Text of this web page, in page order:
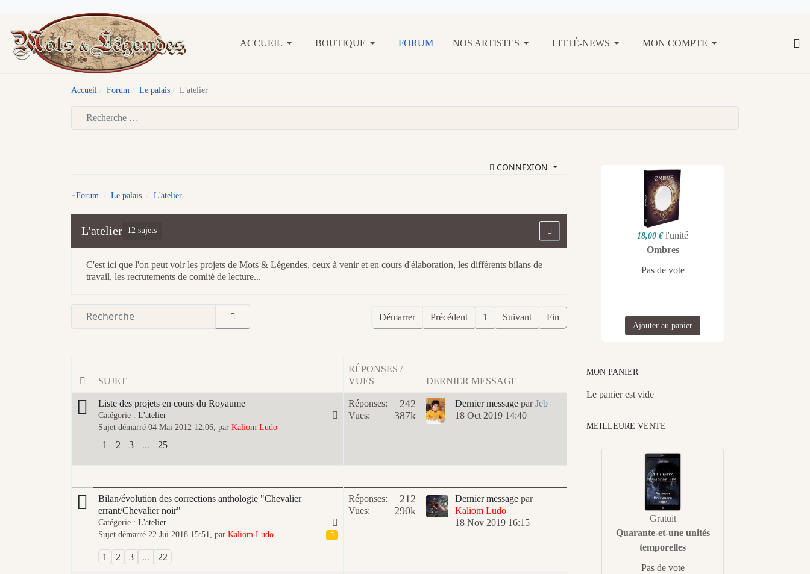
ACCUEIL BOUTIQUE FORUM NOS ARTISTES LITTÉ-NEWS MON COMPTE
Accueil Forum Le palais L'atelier
CONNEXION
Forum Le palais L'atelier
L'atelier 12 sujets
C'est ici que l'on peut voir les projets de Mots & Légendes, ceux à venir et en cours d'élaboration, les différents bilans de
travail, les recrutements de comité de lecture...
Démarrer Précédent 1 Suivant Fin
SUJET
RÉPONSES /
VUES
DERNIER MESSAGE
Liste des projets en cours du Royaume
Catégorie : L'atelier
Sujet démarré 04 Mai 2012 12:06, par Kaliom Ludo
1 2 3 ... 25
Réponses: 242
Vues: 387k
Dernier message parJeb
18 Oct 2019 14:40
Bilan/évolution des corrections anthologie "Chevalier
errant/Chevalier noir"
Catégorie : L'atelier
Sujet démarré 22 Jui 2018 15:51, par Kaliom Ludo
1 2 3 ... 22
Réponses: 212
Vues: 290k
Dernier message par
Kaliom Ludo
18 Nov 2019 16:15
18,00 € l'unité
Ombres
Pas de vote
Ajouter au panier
MON PANIER
Le panier est vide
MEILLEURE VENTE
Gratuit
Quarante-et-une unités
temporelles
Pas de vote